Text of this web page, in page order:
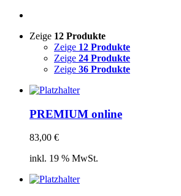
Zeige 12 Produkte
Zeige 12 Produkte
Zeige 24 Produkte
Zeige 36 Produkte
PREMIUM online
83,00 €
inkl. 19 % MwSt.